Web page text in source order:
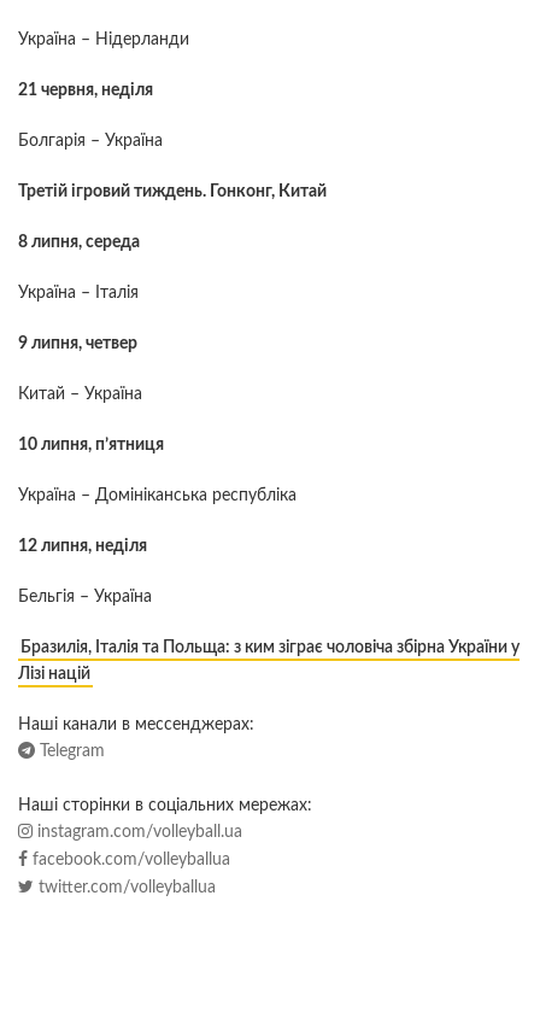
Україна – Нідерланди
21 червня, неділя
Болгарія – Україна
Третій ігровий тиждень. Гонконг, Китай
8 липня, середа
Україна – Італія
9 липня, четвер
Китай – Україна
10 липня, п’ятниця
Україна – Домініканська республіка
12 липня, неділя
Бельгія – Україна
Бразилія, Італія та Польща: з ким зіграє чоловіча збірна України у
Лізі націй
Наші канали в мессенджерах:
Telegram
Наші сторінки в соціальних мережах:
instagram.com/volleyball.ua
facebook.com/volleyballua
twitter.com/volleyballua